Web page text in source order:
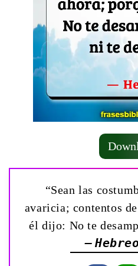
“Sean las
avaricia; contentos
él dijo: No te
—